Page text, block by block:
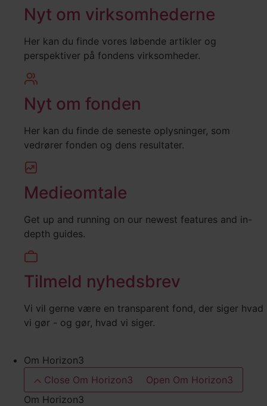
Nyt om virksomhederne
Her kan du finde vores løbende artikler og
perspektiver på fondens virksomheder.
Nyt om fonden
Her kan du finde de seneste oplysninger, som
vedrører fonden og dens resultater.
Medieomtale
Get up and running on our newest features and in-
depth guides.
Tilmeld nyhedsbrev
Vi vil gerne være en transparent fond, der siger hvad
vi gør - og gør, hvad vi siger.
Om Horizon3
Close Om Horizon3
Open Om Horizon3
Om Horizon3